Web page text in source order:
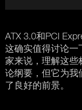
ATX 3.0和PCI
这确实值得讨论一
家来说，理解这
论纲要，但它为我
了良好的前景。